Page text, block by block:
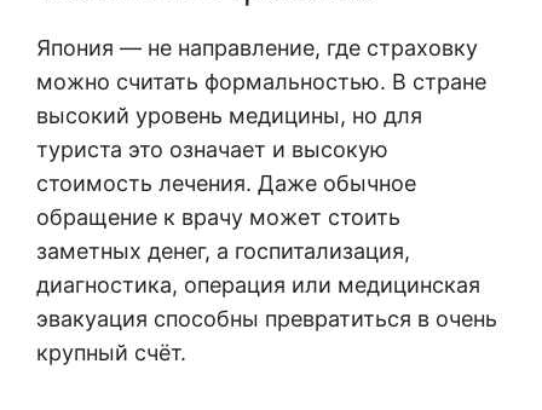
Япония — не направление, где страховку
можно считать формальностью. В стране
высокий уровень медицины, но для
туриста это означает и высокую
стоимость лечения. Даже обычное
обращение к врачу может стоить
заметных денег, а госпитализация,
диагностика, операция или медицинская
эвакуация способны превратиться в очень
крупный счёт.